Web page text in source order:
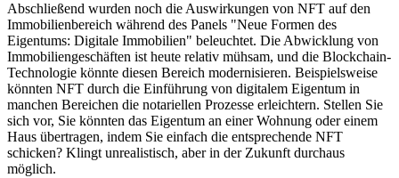
Abschließend wurden noch die Auswirkungen von NFT auf den
Immobilienbereich während des Panels "Neue Formen des
Eigentums: Digitale Immobilien" beleuchtet. Die Abwicklung von
Immobiliengeschäften ist heute relativ mühsam, und die Blockchain-
Technologie könnte diesen Bereich modernisieren. Beispielsweise
könnten NFT durch die Einführung von digitalem Eigentum in
manchen Bereichen die notariellen Prozesse erleichtern. Stellen Sie
sich vor, Sie könnten das Eigentum an einer Wohnung oder einem
Haus übertragen, indem Sie einfach die entsprechende NFT
schicken? Klingt unrealistisch, aber in der Zukunft durchaus
möglich.